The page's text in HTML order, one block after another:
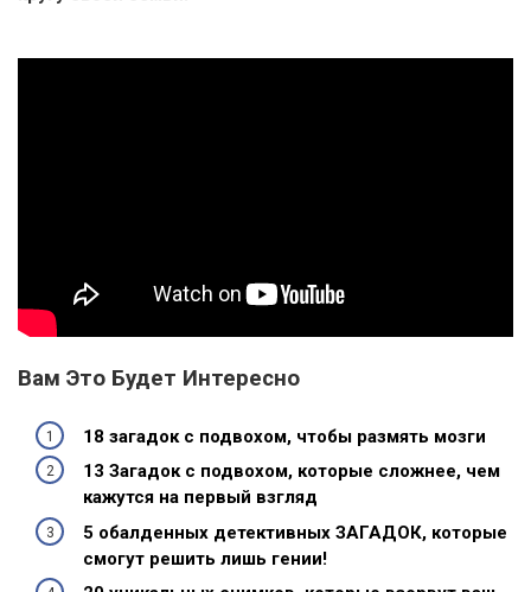
Вам Это Будет Интересно
18 загадок с подвохом, чтобы размять мозги
13 Загадок с подвохом, которые сложнее, чем
кажутся на первый взгляд
5 обалденных детективных ЗАГАДОК, которые
смогут решить лишь гении!